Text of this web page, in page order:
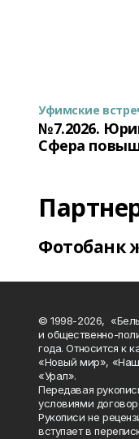
Уфимские
№7.2026.
Сфера
Фотобанк
© 1998-2026,
и общественно-
года. Относится к
«Новый мир»,
«Урал».
Передавая
условиями
Рукописи не
вступает в